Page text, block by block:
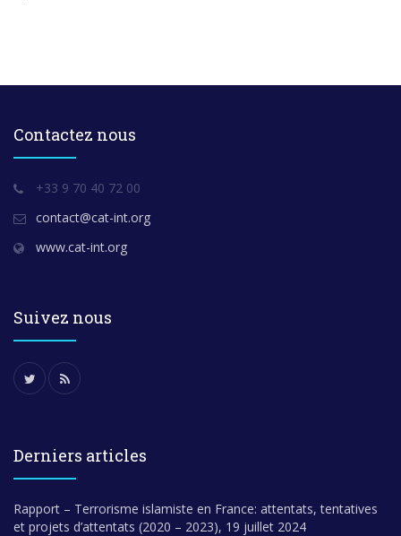
Contactez nous
+33 9 70 40 72 00
contact@cat-int.org
www.cat-int.org
Suivez nous
Derniers articles
Rapport – Terrorisme islamiste en France: attentats, tentatives
et projets d’attentats (2020 – 2023), 19 juillet 2024